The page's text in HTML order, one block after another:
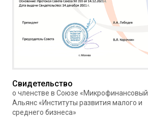
Свидетельство
о членстве в Союзе «Микрофинансовый
Альянс «Институты развития малого и
среднего бизнеса»